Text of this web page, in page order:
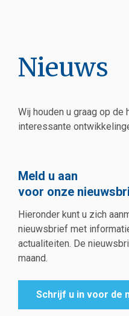
Nieuws
Wij houden u graag op de
interessante
Meld u aan
voor onze
Hieronder kunt u zich
nieuwsbrief met
actualiteiten. De
maand.
Schrijf u in voor de